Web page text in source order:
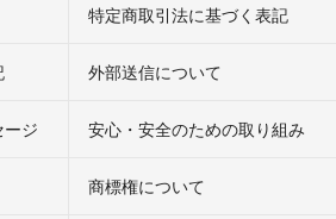
特定商取引法に基づく表記
外部送信について
ジ 安心・安全のための取り組み
商標権について